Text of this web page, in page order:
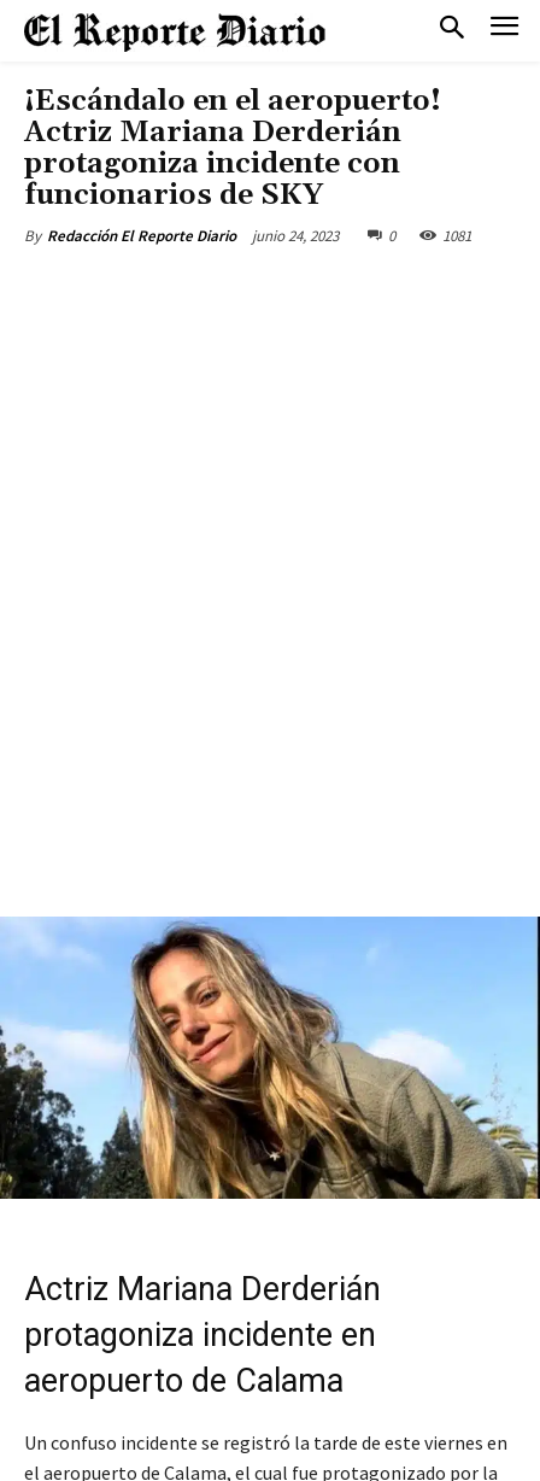
¡Escándalo en el aeropuerto!
Actriz Mariana Derderián
protagoniza incidente con
funcionarios de SKY
By Redacción El Reporte Diario junio 24, 2023 0 1081
Actriz Mariana Derderián
protagoniza incidente en
aeropuerto de Calama
Un confuso incidente se registró la tarde de este viernes en
el aeropuerto de Calama, el cual fue protagonizado por la